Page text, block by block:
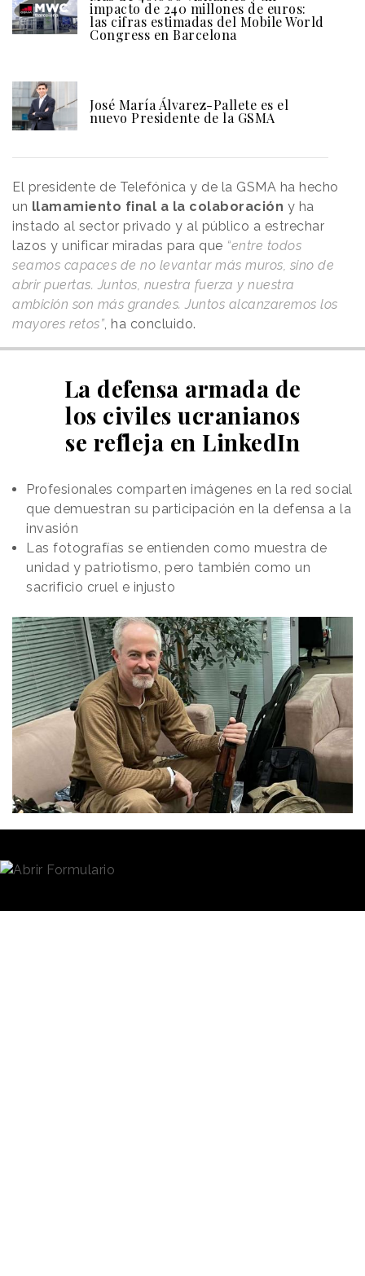
impacto de 240 millones de euros:
las cifras estimadas del Mobile World
Congress en Barcelona
José María Álvarez-Pallete es el
nuevo Presidente de la GSMA
El presidente de Telefónica y de la GSMA ha hecho
un llamamiento final a la colaboración y ha
instado al sector privado y al público a estrechar
lazos y unificar miradas para que “entre todos
seamos capaces de no levantar más muros, sino de
abrir puertas. Juntos, nuestra fuerza y nuestra
ambición son más grandes. Juntos alcanzaremos los
mayores retos”, ha concluido.
La defensa armada de
los civiles ucranianos
se refleja en LinkedIn
Profesionales comparten imágenes en la red social
que demuestran su participación en la defensa a la
invasión
Las fotografías se entienden como muestra de
unidad y patriotismo, pero también como un
sacrificio cruel e injusto
Desde el pasado 24 de febrero, la atención de todo